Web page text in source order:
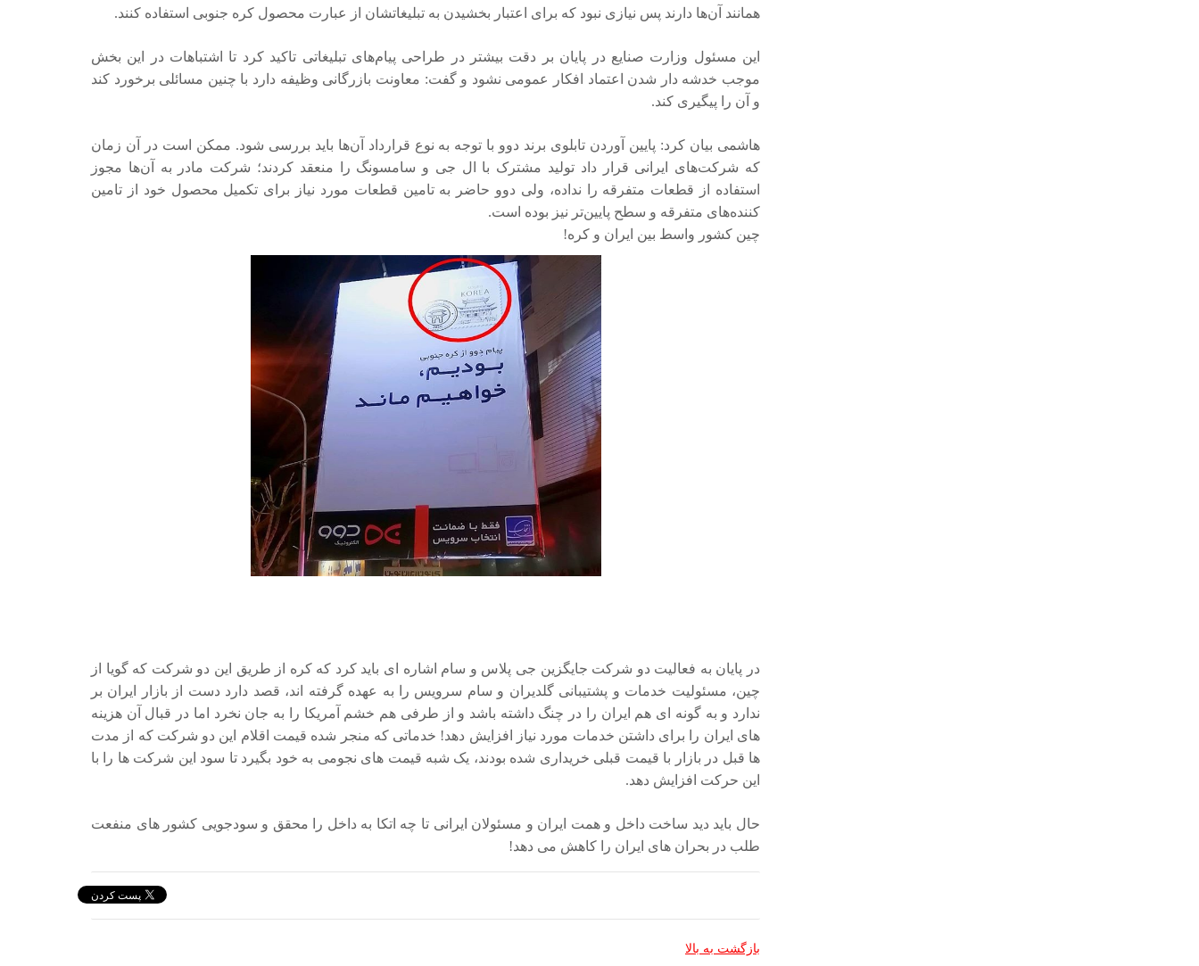
همانند آن‌ها دارند پس نیازی نبود که برای اعتبار بخشیدن به تبلیغاتشان از عبارت محصول کره جنوبی استفاده کنند.
این مسئول وزارت صنایع در پایان بر دقت بیشتر در طراحی پیام‌های تبلیغاتی تاکید کرد تا اشتباهات در این بخش
موجب خدشه دار شدن اعتماد افکار عمومی نشود و گفت: معاونت بازرگانی وظیفه دارد با چنین مسائلی برخورد کند
و آن را پیگیری کند.
هاشمی بیان کرد: پایین آوردن تابلوی برند دوو با توجه به نوع قرارداد آن‌ها باید بررسی شود. ممکن است در آن زمان
که شرکت‌های ایرانی قرار داد تولید مشترک با ال جی و سامسونگ را منعقد کردند؛ شرکت مادر به آن‌ها مجوز
استفاده از قطعات متفرقه را نداده، ولی دوو حاضر به تامین قطعات مورد نیاز برای تکمیل محصول خود از تامین
کننده‌های متفرقه و سطح پایین‌تر نیز بوده است.
چین کشور واسط بین ایران و کره!
در پایان به فعالیت دو شرکت جایگزین جی پلاس و سام اشاره ای باید کرد که کره از طریق این دو شرکت که گویا از
چین، مسئولیت خدمات و پشتیبانی گلدیران و سام سرویس را به عهده گرفته اند، قصد دارد دست از بازار ایران بر
ندارد و به گونه ای هم ایران را در چنگ داشته باشد و از طرفی هم خشم آمریکا را به جان نخرد اما در قبال آن هزینه
های ایران را برای داشتن خدمات مورد نیاز افزایش دهد! خدماتی که منجر شده قیمت اقلام این دو شرکت که از مدت
ها قبل در بازار با قیمت قبلی خریداری شده بودند، یک شبه قیمت های نجومی به خود بگیرد تا سود این شرکت ها را با
این حرکت افزایش دهد.
حال باید دید ساخت داخل و همت ایران و مسئولان ایرانی تا چه اتکا به داخل را محقق و سودجویی کشور های منفعت
طلب در بحران های ایران را کاهش می دهد!
بازگشت به بالا